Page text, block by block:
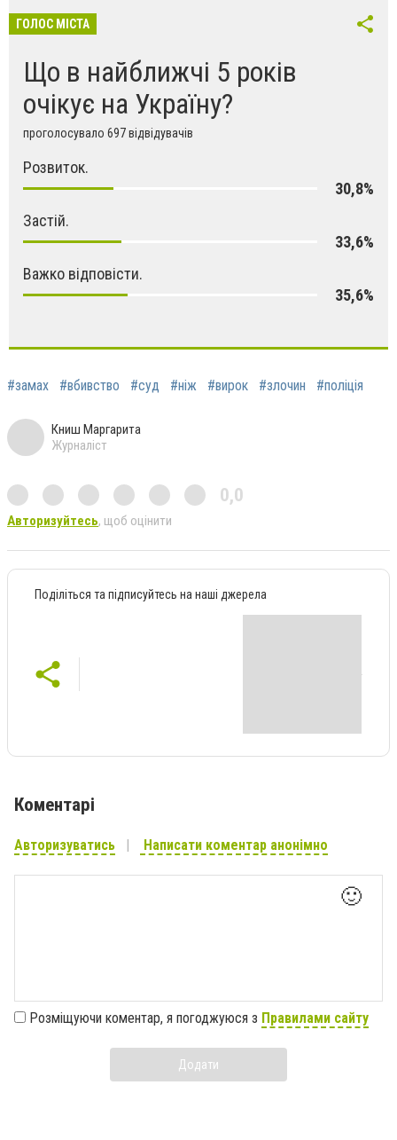
ГОЛОС МІСТА
Що в найближчі 5 років
очікує на Україну?
проголосувало 697 відвідувачів
Розвиток.
30,8%
Застій.
33,6%
Важко відповісти.
35,6%
#замах #вбивство #суд #ніж #вирок #злочин #поліція
Книш Маргарита
Журналіст
0,0
Авторизуйтесь, щоб оцінити
Поділіться та підписуйтесь на наші джерела
Коментарі
Авторизуватись Написати коментар анонімно
🙂
Розміщуючи коментар, я погоджуюся з Правилами сайту
Додати